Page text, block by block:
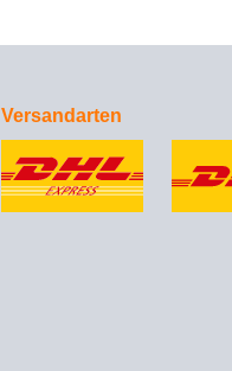
Versandarten